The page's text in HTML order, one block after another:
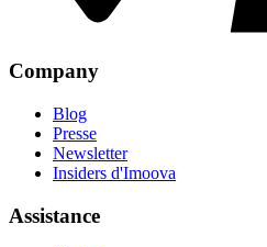
Company
Blog
Presse
Newsletter
Insiders d'Imoova
Assistance